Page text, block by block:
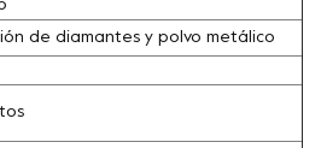
de diamantes y polvo metálico